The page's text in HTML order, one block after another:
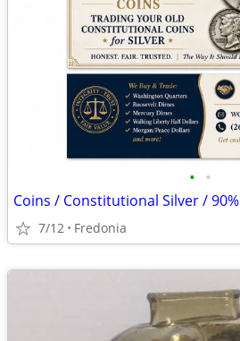
• •
Coins / Constitutional Silver / 90%
7/12 Fredonia